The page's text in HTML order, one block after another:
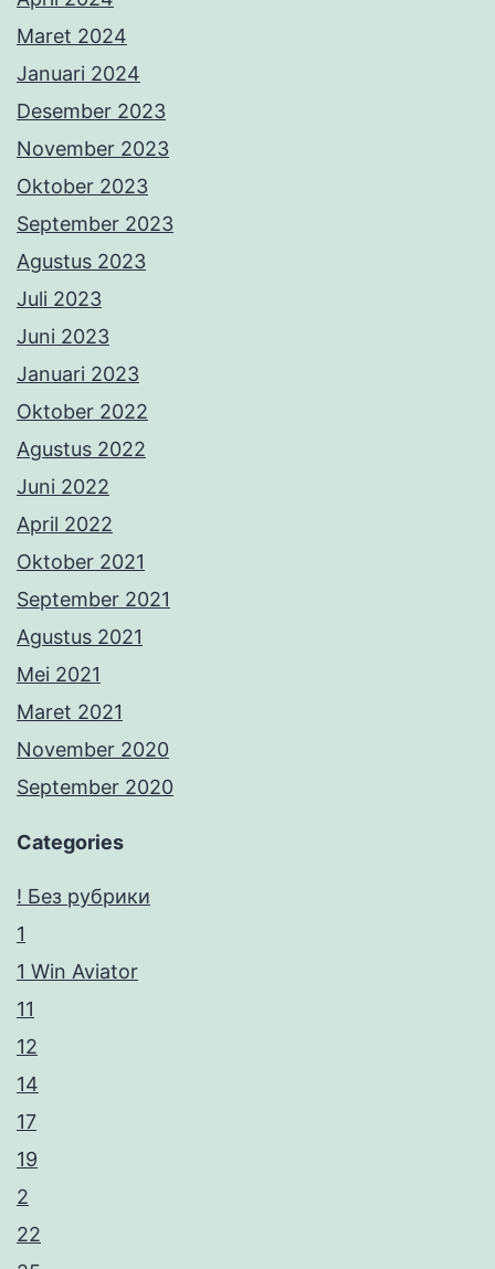
Maret 2024
Januari 2024
Desember 2023
November 2023
Oktober 2023
September 2023
Agustus 2023
Juli 2023
Juni 2023
Januari 2023
Oktober 2022
Agustus 2022
Juni 2022
April 2022
Oktober 2021
September 2021
Agustus 2021
Mei 2021
Maret 2021
November 2020
September 2020
Categories
! Без рубрики
1
1 Win Aviator
11
12
14
17
19
2
22